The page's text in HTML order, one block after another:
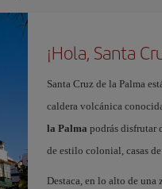
¡Hola, Santa
Santa Cruz de la Palma
caldera volcánica
la Palma podrás disfrutar
de estilo colonial, casas
Destaca, en lo alto de una